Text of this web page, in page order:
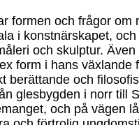
formen och frågor om
i konstnärskapet,
och skulptur.
form i hans växlande
berättande och
glesbygden i norr till
och på vägen